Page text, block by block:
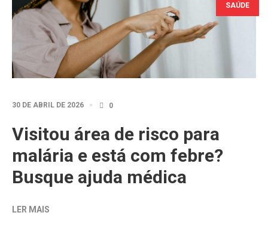
SAÚDE
30 DE ABRIL DE 2026 0
Visitou área de risco para
malária e está com febre?
Busque ajuda médica
LER MAIS